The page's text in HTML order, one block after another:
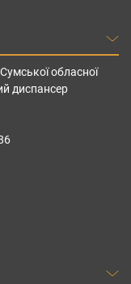
обласної
диспансер